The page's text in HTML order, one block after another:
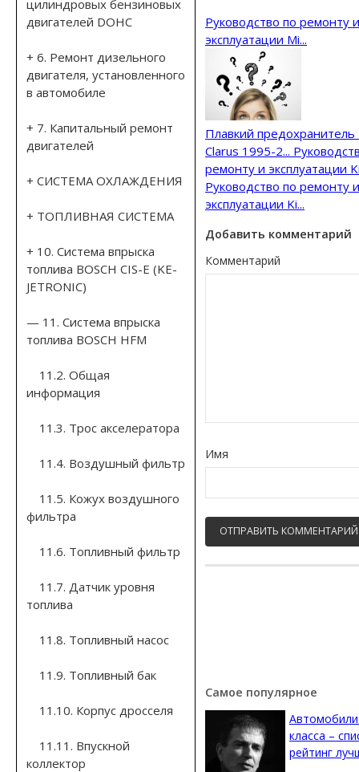
цилиндровых бензиновых
двигателей DOHC
+ 6. Ремонт дизельного
двигателя, установленного
в автомобиле
+ 7. Капитальный ремонт
двигателей
+ СИСТЕМА ОХЛАЖДЕНИЯ
+ ТОПЛИВНАЯ СИСТЕМА
+ 10. Система впрыска
топлива BOSCH CIS-E (KE-
JETRONIC)
— 11. Система впрыска
топлива BOSCH HFM
11.2. Общая
информация
11.3. Трос акселератора
11.4. Воздушный фильтр
11.5. Кожух воздушного
фильтра
11.6. Топливный фильтр
11.7. Датчик уровня
топлива
11.8. Топливный насос
11.9. Топливный бак
11.10. Корпус дросселя
11.11. Впускной
коллектор
Руководство по ремонту и
эксплуатации Mi...
Плавкий предохранитель
Clarus 1995-2...
ремонту и эксплуатации
Руководство по ремонту и
эксплуатации Ki...
Добавить комментарий
Комментарий
Имя
Самое популярное
класса –
рейтинг